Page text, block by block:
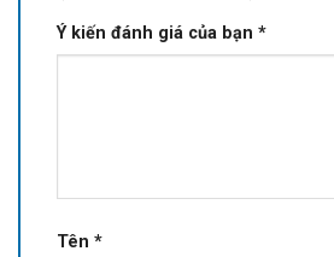
Ý kiến đánh giá của bạn *
Tên *